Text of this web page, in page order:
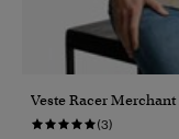
Veste Racer
(3)